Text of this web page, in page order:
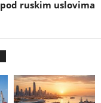
pod ruskim uslovima